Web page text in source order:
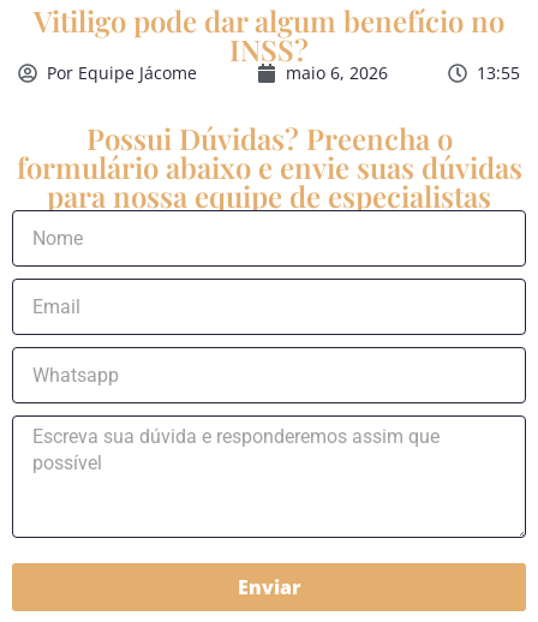
Vitiligo pode dar algum benefício no
INSS?
Por Equipe Jácome maio 6, 2026 13:55
Possui Dúvidas? Preencha o
formulário abaixo e envie suas dúvidas
para nossa equipe de especialistas
Enviar